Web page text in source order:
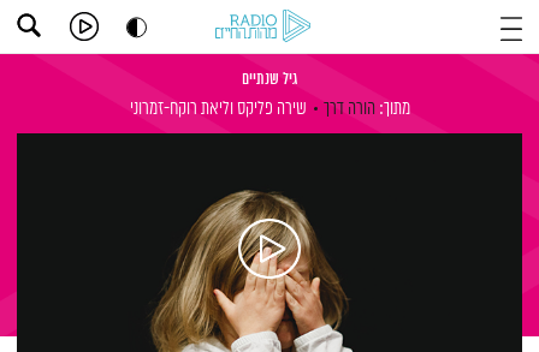
גיל שנתיים
מתוך: הורה דרך שירה פליקס וליאת רוקח-זמרוני